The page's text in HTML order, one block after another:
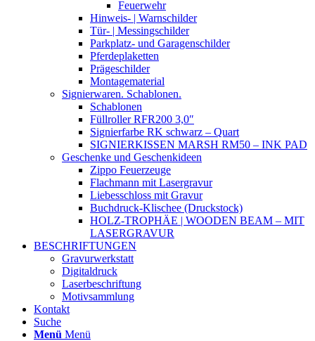
Feuerwehr
Hinweis- | Warnschilder
Tür- | Messingschilder
Parkplatz- und Garagenschilder
Pferdeplaketten
Prägeschilder
Montagematerial
Signierwaren. Schablonen.
Schablonen
Füllroller RFR200 3,0″
Signierfarbe RK schwarz – Quart
SIGNIERKISSEN MARSH RM50 – INK PAD
Geschenke und Geschenkideen
Zippo Feuerzeuge
Flachmann mit Lasergravur
Liebesschloss mit Gravur
Buchdruck-Klischee (Druckstock)
HOLZ-TROPHÄE | WOODEN BEAM – MIT
LASERGRAVUR
BESCHRIFTUNGEN
Gravurwerkstatt
Digitaldruck
Laserbeschriftung
Motivsammlung
Kontakt
Suche
Menü Menü